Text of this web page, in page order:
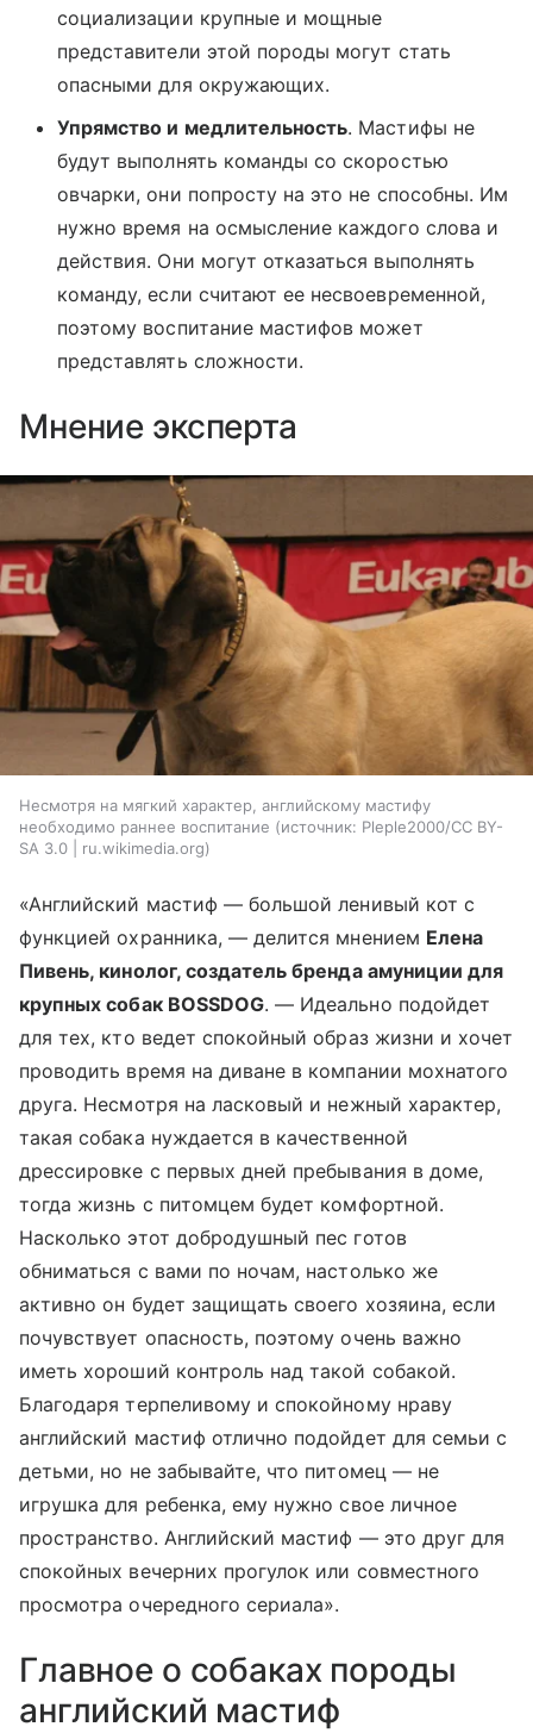
социализации крупные и мощные
представители этой породы могут стать
опасными для окружающих.
Упрямство и медлительность. Мастифы не
будут выполнять команды со скоростью
овчарки, они попросту на это не способны. Им
нужно время на осмысление каждого слова и
действия. Они могут отказаться выполнять
команду, если считают ее несвоевременной,
поэтому воспитание мастифов может
представлять сложности.
Мнение эксперта
Несмотря на мягкий характер, английскому мастифу
необходимо раннее воспитание
источник: Pleple2000/CC BY-
SA 3.0 | ru.wikimedia.org
«Английский мастиф — большой ленивый кот с
функцией охранника, — делится мнением Елена
Пивень, кинолог, создатель бренда амуниции для
крупных собак BOSSDOG. — Идеально подойдет
для тех, кто ведет спокойный образ жизни и хочет
проводить время на диване в компании мохнатого
друга. Несмотря на ласковый и нежный характер,
такая собака нуждается в качественной
дрессировке с первых дней пребывания в доме,
тогда жизнь с питомцем будет комфортной.
Насколько этот добродушный пес готов
обниматься с вами по ночам, настолько же
активно он будет защищать своего хозяина, если
почувствует опасность, поэтому очень важно
иметь хороший контроль над такой собакой.
Благодаря терпеливому и спокойному нраву
английский мастиф отлично подойдет для семьи с
детьми, но не забывайте, что питомец — не
игрушка для ребенка, ему нужно свое личное
пространство. Английский мастиф — это друг для
спокойных вечерних прогулок или совместного
просмотра очередного сериала».
Главное о собаках породы
английский мастиф